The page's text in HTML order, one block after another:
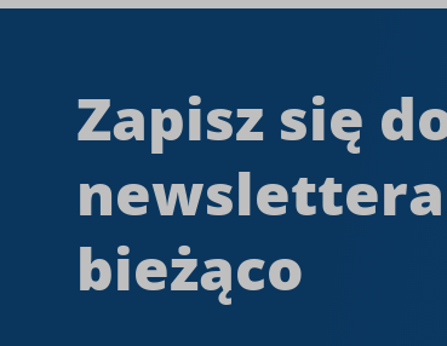
Zapisz się
bieżąco